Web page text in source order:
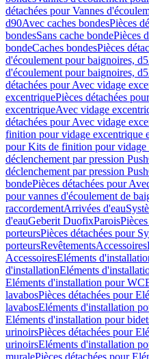
détachées pour Vannes
d90Avec caches bondesPièces
bondesSans cache bondePièces
bondeCaches bondesPièces
d'écoulement pour baignoires,
d'écoulement pour baignoires,
détachées pour Avec vidage
excentriquePièces détachées
excentriqueAvec vidage
détachées pour Avec vidage
finition pour vidage excentrique
pour Kits de finition pour vidage
déclenchement par pression
déclenchement par pression
bondePièces détachées pour
pour vannes d'écoulement de
raccordementArrivées d'eau
d'eauGeberit DuofixParois
porteursPièces détachées pour
porteursRevêtementsAccessoires
AccessoiresEléments
d'installationEléments
Eléments d'installation pour WC
lavabosPièces détachées pour
lavabosEléments d'installation
Eléments d'installation pour
urinoirsPièces détachées pour
urinoirsEléments d'installation
muralePièces détachées pour